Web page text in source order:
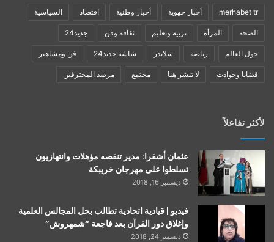
merhabet tr أخبار جهوية أخبار وطنية اقتصاد السياسية
الصحة المرأة تربية وتعليم ثقافة وفن جديد24
حول العالم رياضة سلايدر شاشة جديد24 فن ومشاهير
قضايا وحوادث لا تنشر هنا مجتمع مرصد المحترفين
لأكثر تفاعلاً
عثمان أشقرا: مدير تنقصه مؤهلات وانتهازيون
تسلطوا على مهرجان خريبكة
ديسمبر 16, 2018
فيديو | قيادية اتحادية تطالب بحل المجالس العلمية
وإغلاق دور القرآن بعد فاجعة “شمهروش”
ديسمبر 24, 2018